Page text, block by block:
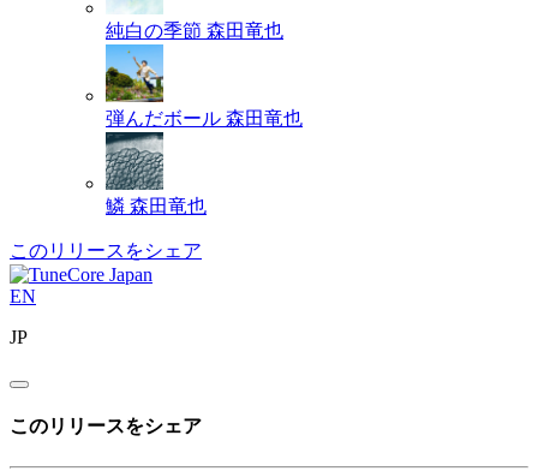
純白の季節 森田竜也
弾んだボール 森田竜也
鱗 森田竜也
このリリースをシェア
EN
JP
このリリースをシェア